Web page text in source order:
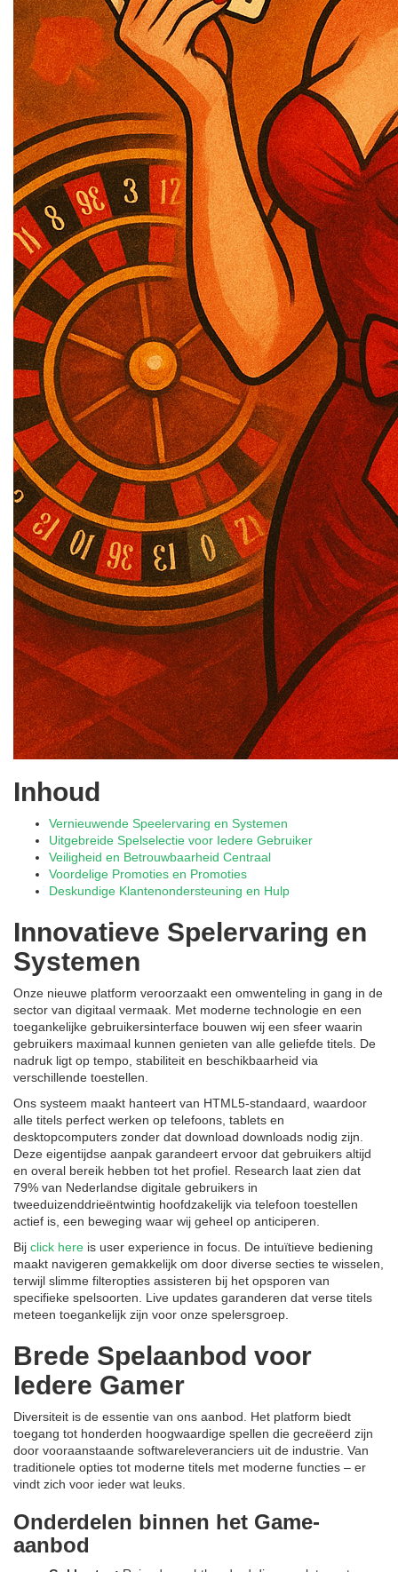
Inhoud
Vernieuwende Speelervaring en Systemen
Uitgebreide Spelselectie voor Iedere Gebruiker
Veiligheid en Betrouwbaarheid Centraal
Voordelige Promoties en Promoties
Deskundige Klantenondersteuning en Hulp
Innovatieve Spelervaring en
Systemen
Onze nieuwe platform veroorzaakt een omwenteling in gang in de
sector van digitaal vermaak. Met moderne technologie en een
toegankelijke gebruikersinterface bouwen wij een sfeer waarin
gebruikers maximaal kunnen genieten van alle geliefde titels. De
nadruk ligt op tempo, stabiliteit en beschikbaarheid via
verschillende toestellen.
Ons systeem maakt hanteert van HTML5-standaard, waardoor
alle titels perfect werken op telefoons, tablets en
desktopcomputers zonder dat download downloads nodig zijn.
Deze eigentijdse aanpak garandeert ervoor dat gebruikers altijd
en overal bereik hebben tot het profiel. Research laat zien dat
79% van Nederlandse digitale gebruikers in
tweeduizenddrieëntwintig hoofdzakelijk via telefoon toestellen
actief is, een beweging waar wij geheel op anticiperen.
Bij click here is user experience in focus. De intuïtieve bediening
maakt navigeren gemakkelijk om door diverse secties te wisselen,
terwijl slimme filteropties assisteren bij het opsporen van
specifieke spelsoorten. Live updates garanderen dat verse titels
meteen toegankelijk zijn voor onze spelersgroep.
Brede Spelaanbod voor
Iedere Gamer
Diversiteit is de essentie van ons aanbod. Het platform biedt
toegang tot honderden hoogwaardige spellen die gecreëerd zijn
door vooraanstaande softwareleveranciers uit de industrie. Van
traditionele opties tot moderne titels met moderne functies – er
vindt zich voor ieder wat leuks.
Onderdelen binnen het Game-
aanbod